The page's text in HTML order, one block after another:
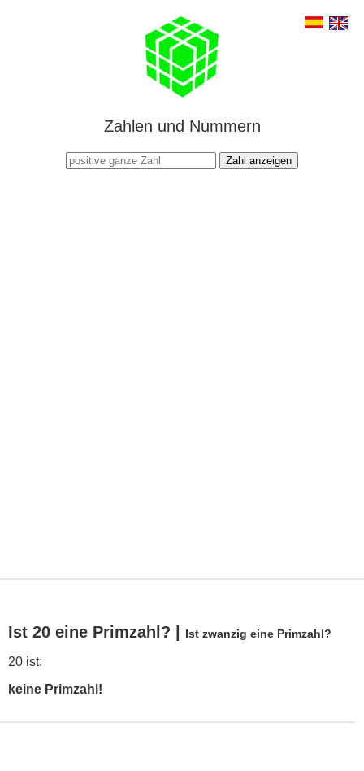
Zahlen und Nummern
Zahl anzeigen
Ist 20 eine Primzahl? | Ist zwanzig eine Primzahl?
20 ist:
keine Primzahl!